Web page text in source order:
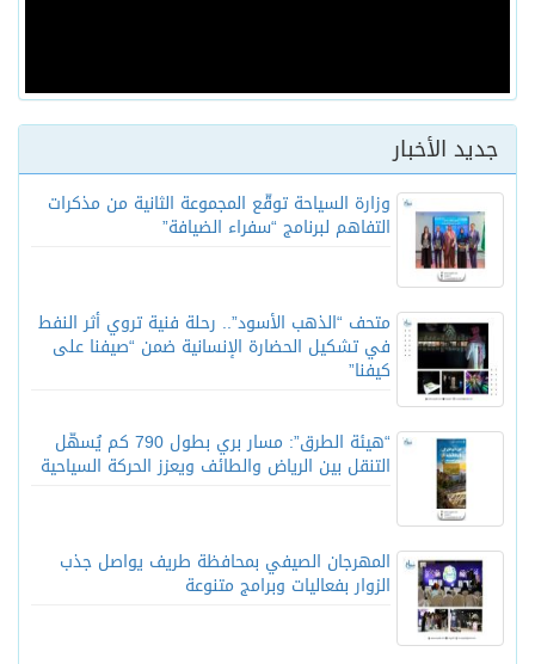
جديد الأخبار
وزارة السياحة توقّع المجموعة الثانية من مذكرات
التفاهم لبرنامج “سفراء الضيافة”
متحف “الذهب الأسود”.. رحلة فنية تروي أثر النفط
في تشكيل الحضارة الإنسانية ضمن “صيفنا على
كيفنا”
“هيئة الطرق”: مسار بري بطول 790 كم يُسهّل
التنقل بين الرياض والطائف ويعزز الحركة السياحية
المهرجان الصيفي بمحافظة طريف يواصل جذب
الزوار بفعاليات وبرامج متنوعة